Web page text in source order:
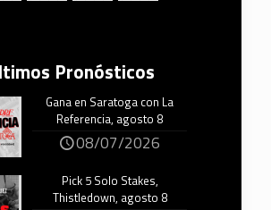
Pronósticos
Gana en Saratoga con La
Referencia, agosto 8
08/07/2026
Pick 5 Solo Stakes,
Thistledown, agosto 8